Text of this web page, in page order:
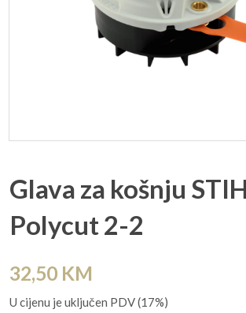
Glava za košnju
Polycut 2-2
32,50 KM
U cijenu je uključen PDV (17%)